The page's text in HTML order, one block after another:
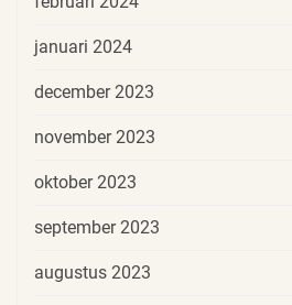
januari 2024
december 2023
november 2023
oktober 2023
september 2023
augustus 2023